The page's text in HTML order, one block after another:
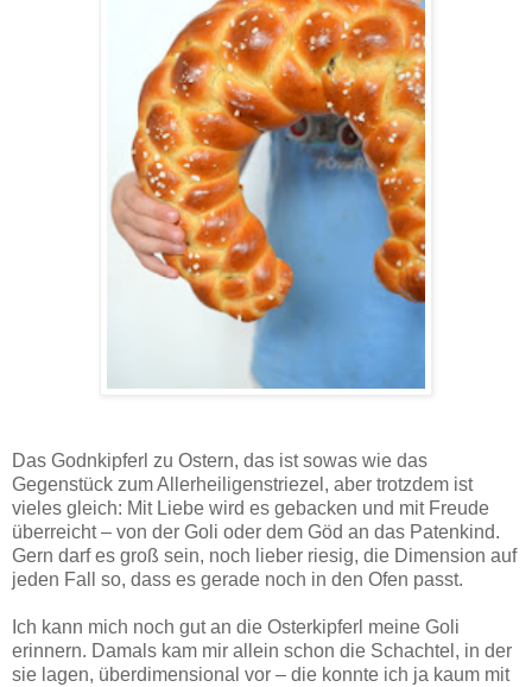
Das Godnkipferl zu Ostern, das ist sowas wie das
Gegenstück zum Allerheiligenstriezel, aber trotzdem ist
vieles gleich: Mit Liebe wird es gebacken und mit Freude
überreicht – von der Goli oder dem Göd an das Patenkind.
Gern darf es groß sein, noch lieber riesig, die Dimension auf
jeden Fall so, dass es gerade noch in den Ofen passt.
Ich kann mich noch gut an die Osterkipferl meine Goli
erinnern. Damals kam mir allein schon die Schachtel, in der
sie lagen, überdimensional vor – die konnte ich ja kaum mit